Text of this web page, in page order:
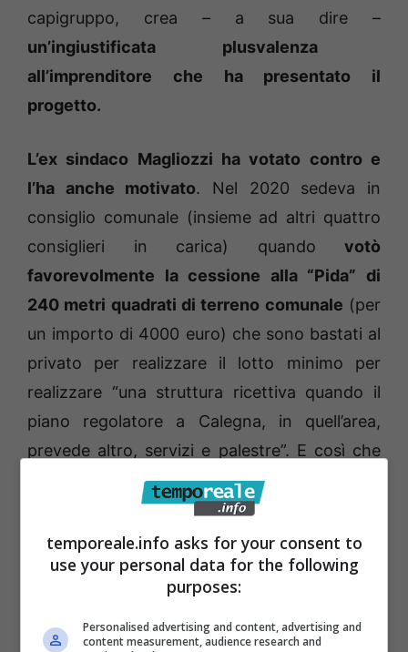
capigruppo, crea – a sua dire –
un’ingiustificata plusvalenza
all’imprenditore che ha presentato il
progetto.
L’ex sindaco Magliozzi ha votato contro e
l’ha anche motivato. Nel 2020 sedeva in
consiglio comunale (insieme ad altri quattro
consiglieri in carica) quando votò
favorevolmente la cessione alla “Pida” di
240 metri quadrati di terreno comunale (per
un importo di 4000 euro) che sono bastati al
privato per realizzare il lotto minimo per
realizzare “una struttura ricettiva quando il
piano regolatore a Calegna, in quell’area,
prevede altro, servizi e palestre”. E così che
all’assenza dell’incompatibile Paola
(e dei consiglieri Pina Rosato e
Marco Di Vasta) nella maggioranza si erano
aggiunte due astensioni (dei consiglieri
Assuntina Coscione e, sorpresa delle
sorprese, del fedelissimo Pompeo Costabile),
temporeale.info asks for your consent to
use your personal data for the following
purposes:
Personalised advertising and content, advertising and
content measurement, audience research and